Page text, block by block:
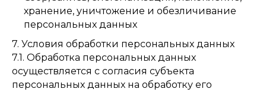
хранение, уничтожение и обезличивание
персональных данных
7. Условия обработки персональных данных
7.1. Обработка персональных данных
осуществляется с согласия субъекта
персональных данных на обработку его